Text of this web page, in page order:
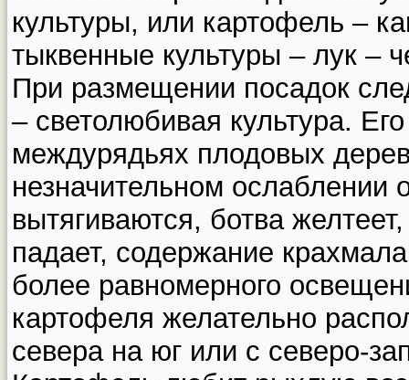
культуры, или картофель –
тыквенные культуры – лук –
При размещении посадок
– светолюбивая культура.
междурядьях плодовых
незначительном ослаблении
вытягиваются, ботва
падает, содержание
более равномерного
картофеля желательно
севера на юг или с северо-